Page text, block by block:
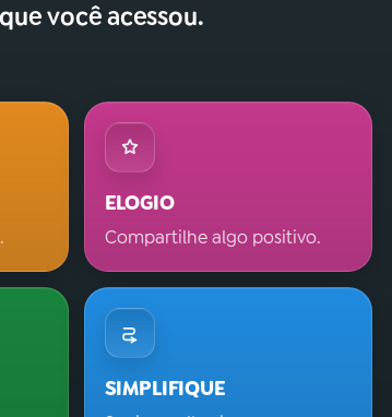
você acessou.
ELOGIO
Compartilhe algo positivo.
SIMPLIFIQUE